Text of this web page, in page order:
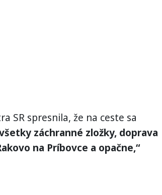
SR spresnila, že na ceste sa
záchranné zložky, doprava
na Príbovce a opačne,“